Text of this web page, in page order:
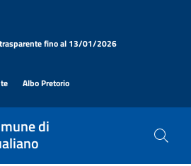
fino al 13/01/2026
Albo Pretorio
di